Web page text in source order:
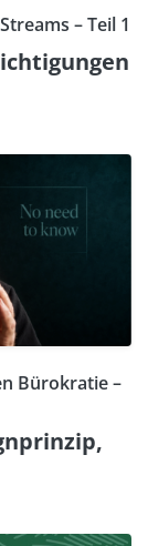
– Teil 1
Bürokratie –